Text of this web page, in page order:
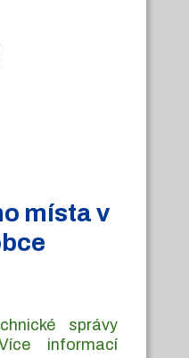
místa v
správy
informací